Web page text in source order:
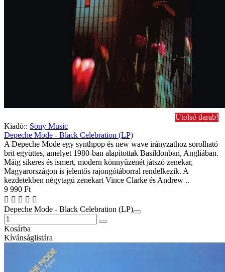
Utolsó darab!
Kiadó:: Sony Music
Depeche Mode - Black Celebration (LP)
A Depeche Mode egy synthpop és new wave irányzathoz sorolható
brit együttes, amelyet 1980-ban alapítottak Basildonban, Angliában.
Máig sikeres és ismert, modern könnyűzenét játszó zenekar,
Magyarországon is jelentős rajongótáborral rendelkezik. A
kezdetekben négytagú zenekart Vince Clarke és Andrew ..
9 990 Ft
Depeche Mode - Black Celebration (LP)
Kosárba
Kívánságlistára